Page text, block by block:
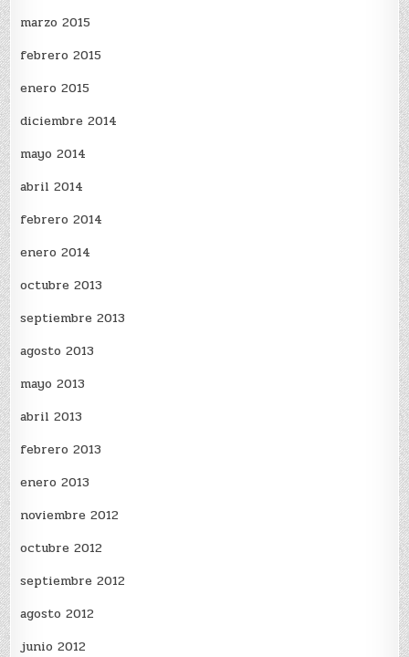
marzo 2015
febrero 2015
enero 2015
diciembre 2014
mayo 2014
abril 2014
febrero 2014
enero 2014
octubre 2013
septiembre 2013
agosto 2013
mayo 2013
abril 2013
febrero 2013
enero 2013
noviembre 2012
octubre 2012
septiembre 2012
agosto 2012
junio 2012